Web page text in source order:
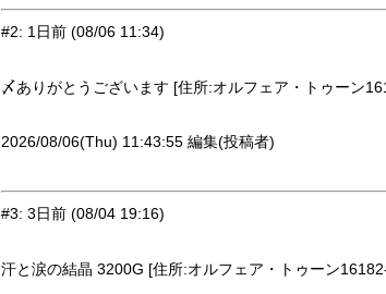
#2: 1日前 (08/06 11:34)
〆ありがとうございます [住所:オルフェア・トゥーン
2026/08/06(Thu) 11:43:55 編集(投稿者)
#3: 3日前 (08/04 19:16)
汗と涙の結晶 3200G [住所:オルフェア・トゥーン